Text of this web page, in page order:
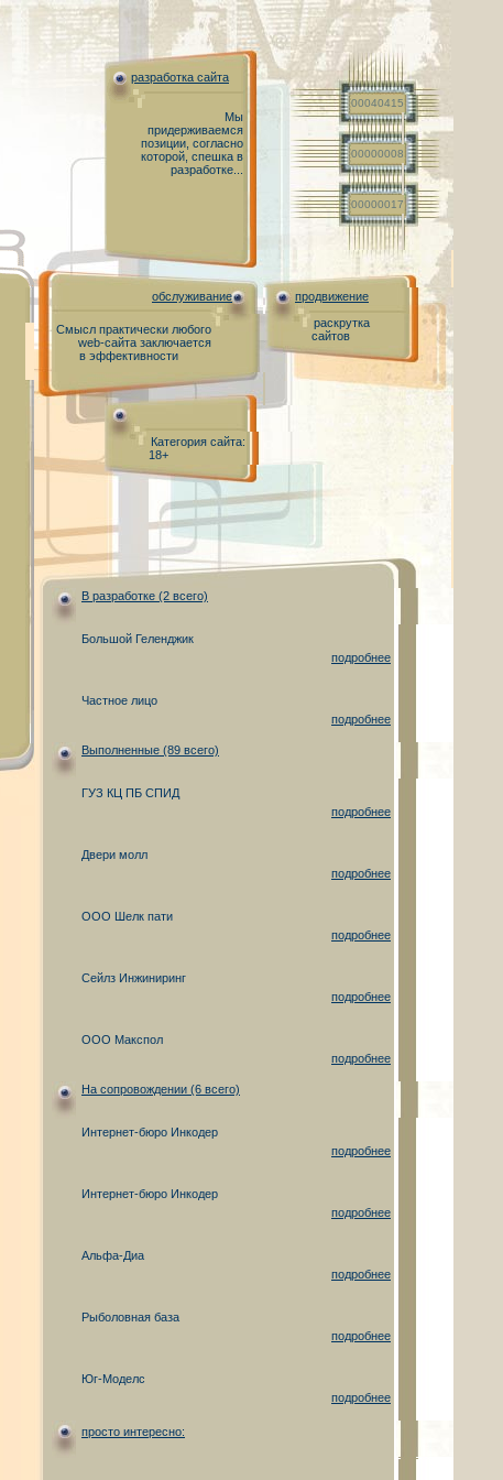
разработка сайта
Мы
придерживаемся
позиции, согласно
которой, спешка в
разработке...
00040415
00000008
00000017
обслуживание
Смысл практически любого
web-сайта заключается
в эффективности
продвижение
раскрутка
сайтов
Категория сайта:
18+
В разработке (2 всего)
Большой Геленджик
подробнее
Частное лицо
подробнее
Выполненные (89 всего)
ГУЗ КЦ ПБ СПИД
подробнее
Двери молл
подробнее
ООО Шелк пати
подробнее
Сейлз Инжиниринг
подробнее
ООО Макспол
подробнее
На сопровождении (6 всего)
Интернет-бюро Инкодер
подробнее
Интернет-бюро Инкодер
подробнее
Альфа-Диа
подробнее
Рыболовная база
подробнее
Юг-Моделс
подробнее
просто интересно: